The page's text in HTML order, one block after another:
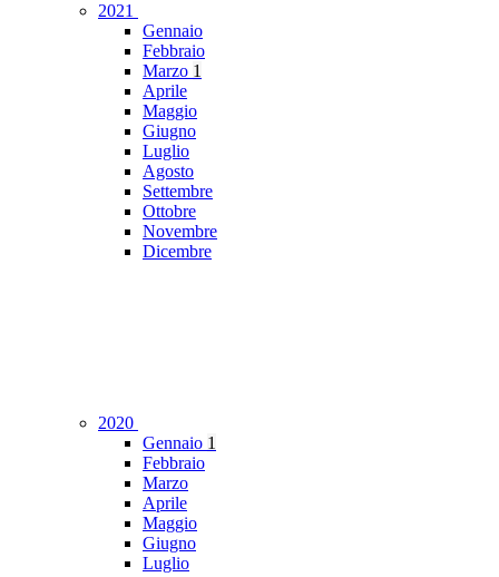
2021
Gennaio
Febbraio
Marzo 1
Aprile
Maggio
Giugno
Luglio
Agosto
Settembre
Ottobre
Novembre
Dicembre
2020
Gennaio 1
Febbraio
Marzo
Aprile
Maggio
Giugno
Luglio